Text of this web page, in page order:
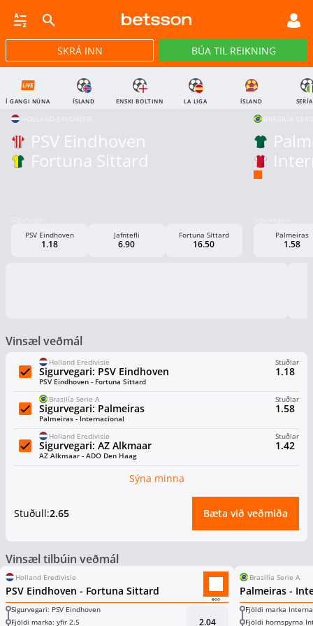
GULLPOTTAR PÓKER TILBOÐ VIRTUAL
SKRÁ INN BÚA TIL REIKNING
Í GANGI NÚNA ÍSLAND ENSKI BOLTINN LA LIGA ÍSLAND
PSV Eindhoven
Fortuna Sittard
PSV Eindhoven
1.18
Jafntefli
6.90
Fortuna Sittard
16.50
Palmeiras
1.58
Vinsæl veðmál
Holland Eredivisie
Sigurvegari: PSV Eindhoven
PSV Eindhoven - Fortuna Sittard
Stuðlar
1.18
Brasilía Serie A
Sigurvegari: Palmeiras
Palmeiras - Internacional
Stuðlar
1.58
Holland Eredivisie
Sigurvegari: AZ Alkmaar
AZ Alkmaar - ADO Den Haag
Stuðlar
1.42
Sýna minna
Stuðull:2.65 Bæta við veðmiða
Vinsæl tilbúin veðmál
Holland Eredivisie
PSV Eindhoven - Fortuna Sittard
Sigurvegari: PSV Eindhoven
Fjöldi marka: yfir 2.5
2.04
Brasilía Serie A
Palmeiras -
Fjöldi marka
Fjöldi hornspyrna